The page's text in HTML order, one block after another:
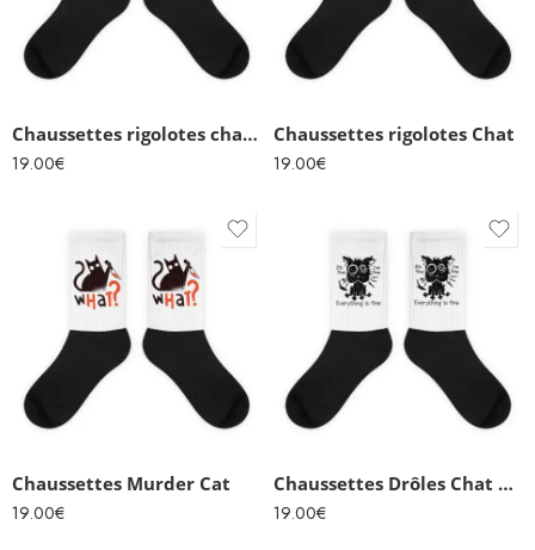
Chaussettes rigolotes chat tigré photo
19.00€
Chaussettes rigolotes Chat
19.00€
Chaussettes Murder Cat
19.00€
Chaussettes Drôles Chat noir
19.00€